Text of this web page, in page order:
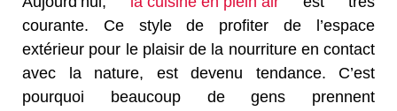
courante. Ce style de profiter de l’espace
extérieur pour le plaisir de la nourriture en contact
avec la nature, est devenu tendance. C’est
pourquoi beaucoup de gens prennent